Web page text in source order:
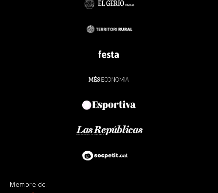
Membre de: